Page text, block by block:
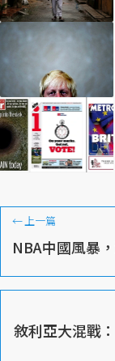
← 上一篇
NBA中國風暴
敘利亞大混戰